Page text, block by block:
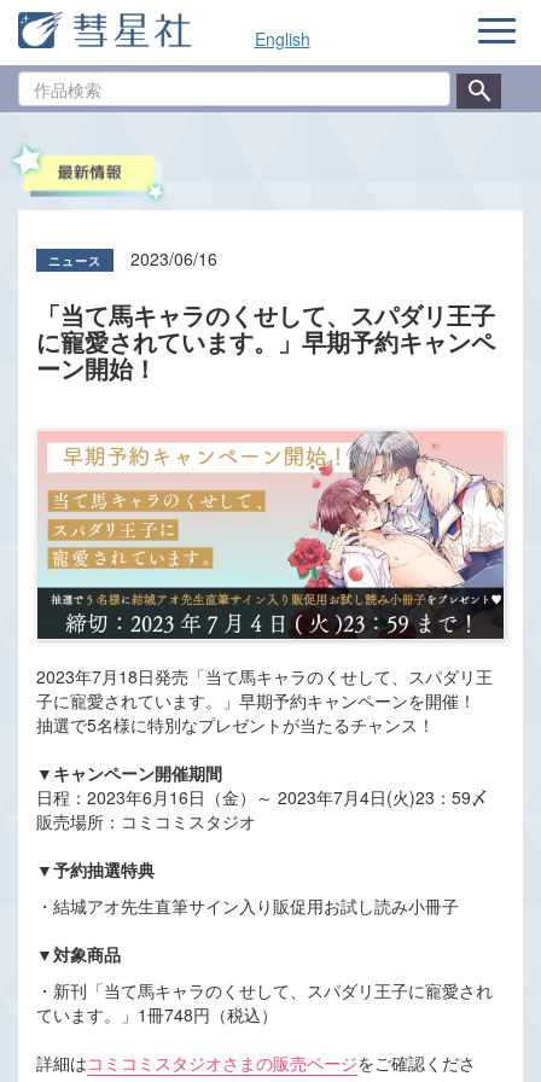
English
品
ナ
ゲ
2023/06/16
「当て馬キャラのくせして、スパダリ王子
に寵愛されています。」早期予約キャンペ
ーン開始！
2023年7月18日発売「当て馬キャラのくせして、スパダリ王
子に寵愛されています。」早期予約キャンペーンを開催！
抽選で5名様に特別なプレゼントが当たるチャンス！
▼キャンペーン開催期間
日程：2023年6月16日（金）～ 2023年7月4日(火)23：59〆
販売場所：コミコミスタジオ
▼予約抽選特典
・結城アオ先生直筆サイン入り販促用お試し読み小冊子
▼対象商品
・新刊「当て馬キャラのくせして、スパダリ王子に寵愛され
ています。」1冊748円（税込）
詳細はコミコミスタジオさまの販売ページをご確認くださ